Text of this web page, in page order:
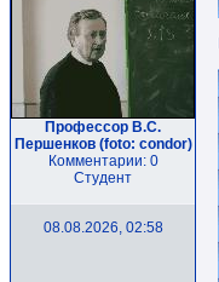
Профессор В.C.
Першенков (foto: condor)
Комментарии: 0
Студент
08.08.2026, 02:58